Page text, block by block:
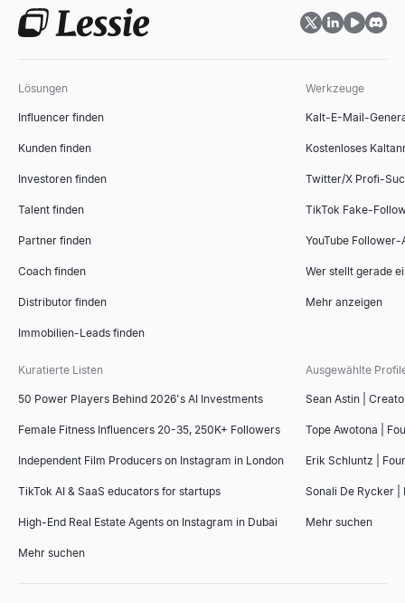
Lösungen
Influencer finden
Kunden finden
Investoren finden
Talent finden
Partner finden
Coach finden
Distributor finden
Immobilien-Leads finden
Werkzeuge
Kalt-E-Mail-
Kostenloses
Twitter/X Profi-
TikTok Fake-
YouTube Follower-
Wer stellt gerade
Mehr anzeigen
Kuratierte Listen
50 Power Players Behind 2026's AI Investments
Female Fitness Influencers 20-35, 250K+ Followers
Independent Film Producers on Instagram in London
TikTok AI & SaaS educators for startups
High-End Real Estate Agents on Instagram in Dubai
Mehr suchen
Ausgewählte
Sean Astin |
Tope Awotona |
Erik Schluntz |
Sonali De Rycker |
Mehr suchen